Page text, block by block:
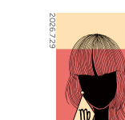
2026.7.29